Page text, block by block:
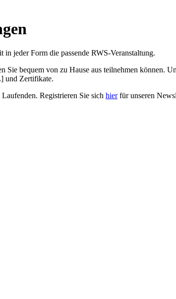
jeder Form die passende RWS-Veranstaltung.
bequem von zu Hause aus teilnehmen können.
und Zertifikate.
Registrieren Sie sich hierfür unseren